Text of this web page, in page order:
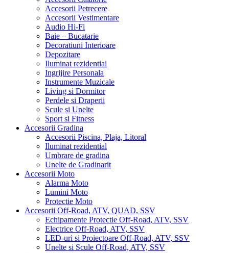
Accesorii Petrecere
Accesorii Vestimentare
Audio Hi-Fi
Baie – Bucatarie
Decoratiuni Interioare
Depozitare
Iluminat rezidential
Ingrijire Personala
Instrumente Muzicale
Living si Dormitor
Perdele si Draperii
Scule si Unelte
Sport si Fitness
Accesorii Gradina
Accesorii Piscina, Plaja, Litoral
Iluminat rezidential
Umbrare de gradina
Unelte de Gradinarit
Accesorii Moto
Alarma Moto
Lumini Moto
Protectie Moto
Accesorii Off-Road, ATV, QUAD, SSV
Echipamente Protectie Off-Road, ATV, SSV
Electrice Off-Road, ATV, SSV
LED-uri si Proiectoare Off-Road, ATV, SSV
Unelte si Scule Off-Road, ATV, SSV